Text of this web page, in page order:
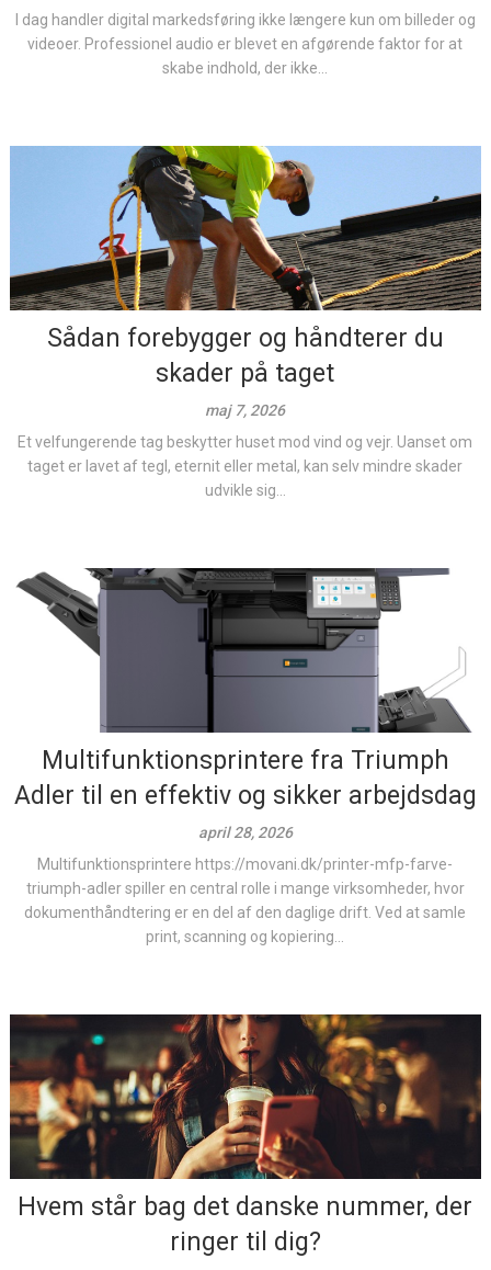
I dag handler digital markedsføring ikke længere kun om billeder og
videoer. Professionel audio er blevet en afgørende faktor for at
skabe indhold, der ikke...
Sådan forebygger og håndterer du
skader på taget
maj 7, 2026
Et velfungerende tag beskytter huset mod vind og vejr. Uanset om
taget er lavet af tegl, eternit eller metal, kan selv mindre skader
udvikle sig...
Multifunktionsprintere fra Triumph
Adler til en effektiv og sikker arbejdsdag
april 28, 2026
Multifunktionsprintere https://movani.dk/printer-mfp-farve-
triumph-adler spiller en central rolle i mange virksomheder, hvor
dokumenthåndtering er en del af den daglige drift. Ved at samle
print, scanning og kopiering...
Hvem står bag det danske nummer, der
ringer til dig?